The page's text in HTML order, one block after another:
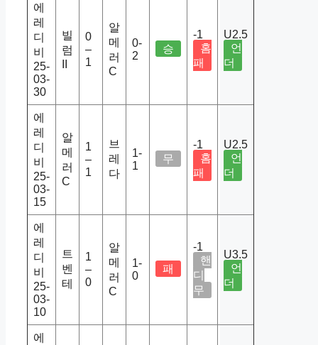
에
레
디
비
25-
03-
30
빌
럼
0
–
1
알
메
러
C
0-
2
승
-1
홈
패
U2.5
언
더
에
레
디
비
25-
03-
15
알
메
러
C
1
–
1
브
레
다
1-
1
무
-1
홈
패
U2.5
언
더
에
레
디
비
25-
03-
10
트
벤
테
1
–
0
알
메
러
C
1-
0
패
-1
핸
디
무
U3.5
언
더
에